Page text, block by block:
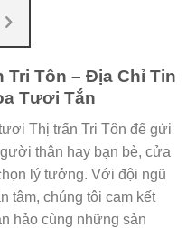
Tri Tôn – Địa Chỉ Tin
Tươi Tắn
Thị trấn Tri Tôn để gửi
thân hay bạn bè, cửa
lý tưởng. Với đội ngũ
tâm, chúng tôi cam kết
hảo cùng những sản